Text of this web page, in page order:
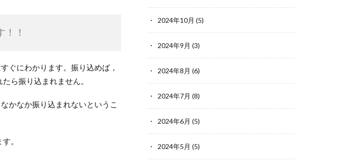
！
ぐにわかります。振り込めば，
ら振り込まれません。
かなか振り込まれないというこ
。
2024年10月 (5)
2024年9月 (3)
2024年8月 (6)
2024年7月 (8)
2024年6月 (5)
2024年5月 (5)